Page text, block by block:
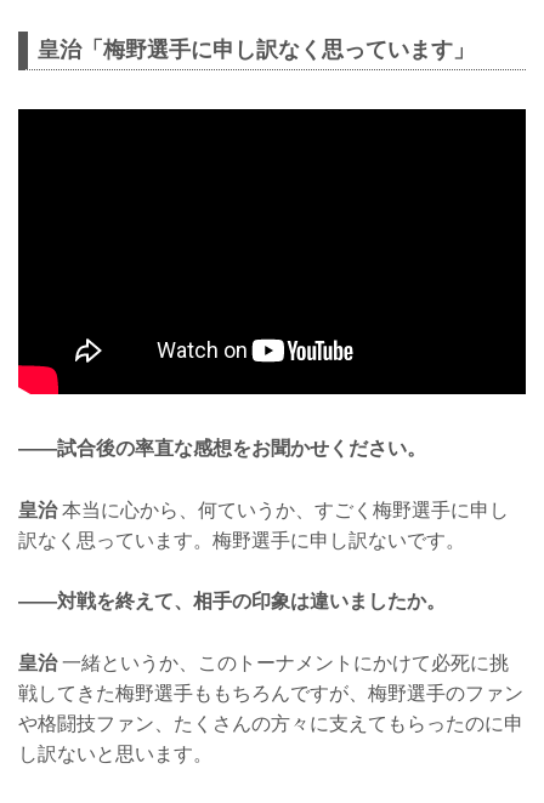
皇治「梅野選手に申し訳なく思っています」
——試合後の率直な感想をお聞かせください。
皇治本当に心から、何ていうか、すごく梅野選手に申し
訳なく思っています。梅野選手に申し訳ないです。
——対戦を終えて、相手の印象は違いましたか。
皇治一緒というか、このトーナメントにかけて必死に挑
戦してきた梅野選手ももちろんですが、梅野選手のファン
や格闘技ファン、たくさんの方々に支えてもらったのに申
し訳ないと思います。